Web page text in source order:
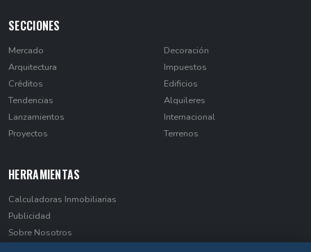
SECCIONES
Mercado
Arquitectura
Créditos
Tendencias
Lanzamientos
Proyectos
Decoración
Impuestos
Edificios
Alquileres
Internacional
Terrenos
HERRAMIENTAS
Calculadoras Inmobiliarias
Publicidad
Sobre Nosotros